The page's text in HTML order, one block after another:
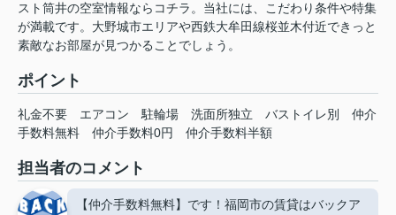
スト筒井の空室情報ならコチラ。当社には、こだわり条件や特集
が満載です。大野城市エリアや西鉄大牟田線桜並木付近できっと
素敵なお部屋が見つかることでしょう。
ポイント
礼金不要 エアコン 駐輪場 洗面所独立 バストイレ別
仲介
手数料無料
仲介手数料0円 仲介手数料半額
担当者のコメント
【仲介手数料無料】です！福岡市の賃貸はバックア